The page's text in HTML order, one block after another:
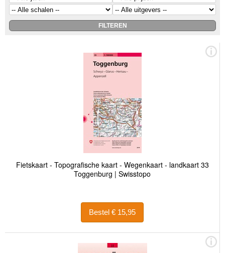
Fietskaart - Topografische kaart - Wegenkaart - landkaart 33
Toggenburg | Swisstopo
Bestel € 15,95